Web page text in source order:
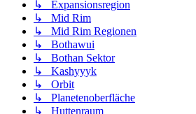
↳ Expansionsregion
↳ Mid Rim
↳ Mid Rim Regionen
↳ Bothawui
↳ Bothan Sektor
↳ Kashyyyk
↳ Orbit
↳ Planetenoberfläche
↳ Huttenraum